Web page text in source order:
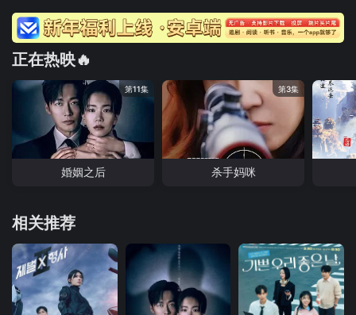
正在热映🔥
第11集
婚姻之后
第3集
杀手妈咪
相关推荐